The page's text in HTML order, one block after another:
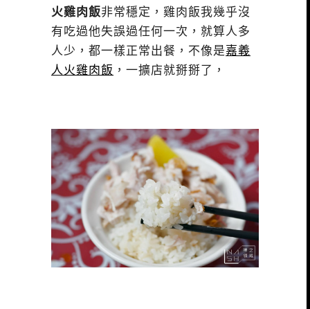
火雞肉飯非常穩定，雞肉飯我幾乎沒
有吃過他失誤過任何一次，就算人多
人少，都一樣正常出餐，不像是嘉義
人火雞肉飯 ，一擴店就掰掰了，